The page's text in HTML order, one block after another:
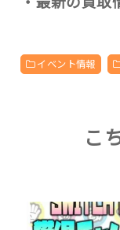
イベント情報
こ